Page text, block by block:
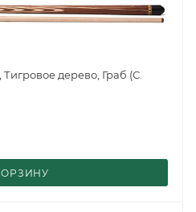
дерево, Граб (С.